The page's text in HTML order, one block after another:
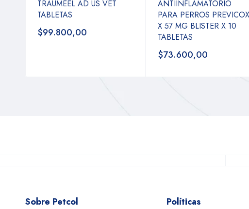
TRAUMEEL AD US VET
TABLETAS
$99.800,00
ANTIINFLAMATORIO
PARA PERROS PREVICOX
X 57 MG BLISTER X 10
TABLETAS
$73.600,00
Sobre Petcol Políticas